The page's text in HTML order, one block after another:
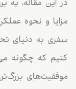
در این مقاله، به
مزایا و نحوه
سفری به دنیای
کنیم که چگونه
موفقیت‌های